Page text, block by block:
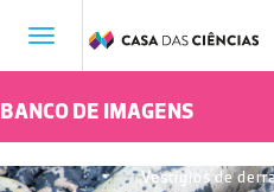
Toggle
BANCO DE IMAGENS
Vestígios de